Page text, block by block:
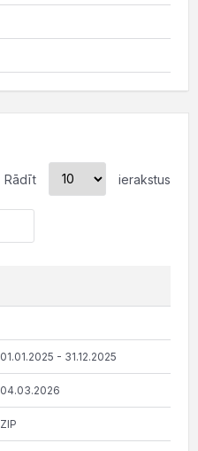
Rādīt ierakstus
01.01.2025 - 31.12.2025
04.03.2026
ZIP